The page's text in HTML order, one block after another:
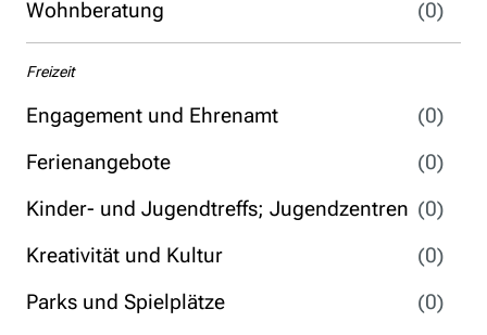
Wohnberatung (0)
Freizeit
Engagement und Ehrenamt
(0)
Ferienangebote
(0)
Kinder- und Jugendtreffs; Jugendzentren (0)
Kreativität und Kultur
(0)
Parks und Spielplätze
(0)